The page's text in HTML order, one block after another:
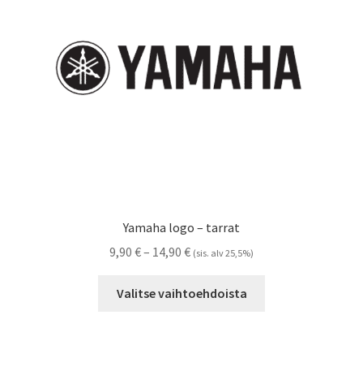
Yamaha logo – tarrat
9,90 €– 14,90 €Hintaluokka:
-
(sis. alv 25,5%)
Valitse vaihtoehdoista